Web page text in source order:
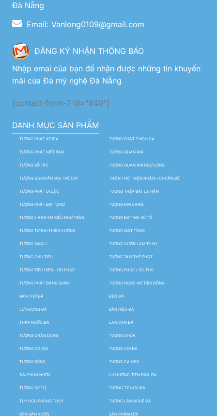
Đà Nẵng
Email: Vanlong0109@gmail.com
ĐĂNG KÝ NHẬN THÔNG BÁO
Nhập emai của bạn để nhận được những tin khuyến
mãi của Đá mỹ nghệ Đà Nẵng
[contact-form-7 id="840"]
DANH MỤC SẢN PHẨM
TƯỢNG PHẬT ADIDA TƯỢNG PHẬT THÍCH CA
TƯỢNG PHẬT NIẾT BÀN TƯỢNG QUAN ÂM
TƯỢNG BỒ TÁC TƯỢNG QUAN ÂM NGỰ LONG
TƯỢNG QUAN ÂM ĐẠI THẾ CHÍ THIÊN THỦ THIÊN NHÃN – CHUẨN ĐỀ
TƯỢNG PHẬT DI LẶC TƯỢNG THẬP BÁT LA HÁN
TƯỢNG PHẬT ĐỊA TẠNG TƯỢNG KIM CANG
TƯỢNG 5 ANH EM KIỀU NHƯ TRẦN TƯỢNG ĐẠT MA SƯ TỔ
TƯỢNG TỨ ĐẠI THIÊN VƯƠNG TƯỢNG MẬT TÔNG
TƯỢNG SIVALI TƯỢNG VƯỜN LÂM TỲ NY
TƯỢNG CHÚ TIỂU TƯỢNG TAM THẾ PHẬT
TƯỢNG TIÊU DIỆN – HỘ PHÁP TƯỢNG PHÚC LỘC THỌ
TƯỢNG PHẬT ĐẢNG SANH TƯỢNG NGỌC NỮ TIÊN ĐỒNG
BÀN THỜ ĐÁ ĐÈN ĐÁ
LƯ HƯƠNG ĐÁ BẢN HIỆU ĐÁ
THÁP NƯỚC ĐÁ LAN CAN ĐÁ
TƯỢNG CHÂN DUNG TƯỢNG CHÚA
TƯỢNG CÔ GÁI TƯỢNG VOI ĐÁ
TƯỢNG RỒNG TƯỢNG CÁ HEO
ĐÀI PHUN NƯỚC LƯ HƯƠNG, ĐÈN BÀN, ĐÁ
TƯỢNG SƯ TỬ TƯỢNG TỲ HƯU ĐÁ
TÙY HƯU PHONG THỦY TƯỢNG LÂN NGHÊ ĐÁ
ĐÈN SÂN VƯỜN SẢN PHẨM MỚI